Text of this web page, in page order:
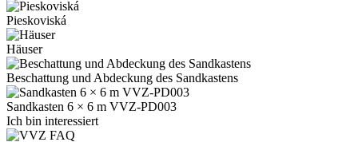
Pieskoviská
Häuser
Beschattung und Abdeckung des Sandkastens
Sandkasten 6 × 6 m VVZ-PD003
Ich bin interessiert